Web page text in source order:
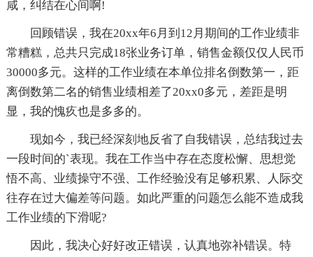
咸，纠结在心间啊!
回顾错误，我在20xx年6月到12月期间的工作业绩非
常糟糕，总共只完成18张业务订单，销售金额仅仅人民币
30000多元。这样的工作业绩在本单位排名倒数第一，距
离倒数第二名的销售业绩相差了20xx0多元，差距是明
显，我的愧疚也是多多的。
现如今，我已经深刻地反省了自我错误，总结我过去
一段时间的`表现。我在工作当中存在态度松懈、思想觉
悟不高、业绩操守不强、工作经验没有足够积累、人际交
往存在过大偏差等问题。如此严重的问题怎么能不造成我
工作业绩的下滑呢?
因此，我决心好好改正错误，认真地弥补错误。特